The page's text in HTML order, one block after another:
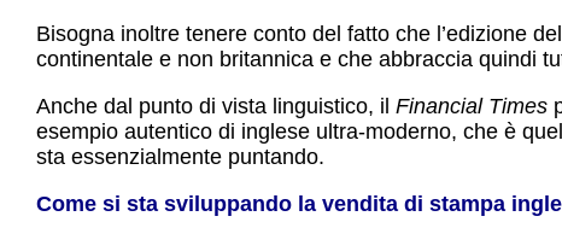
Bisogna inoltre tenere conto del fatto che l’edizione del
continentale e non britannica e che abbraccia quindi
Anche dal punto di vista linguistico, il Financial Times
esempio autentico di inglese ultra-moderno, che è
sta essenzialmente puntando.
Come si sta sviluppando la vendita di stampa